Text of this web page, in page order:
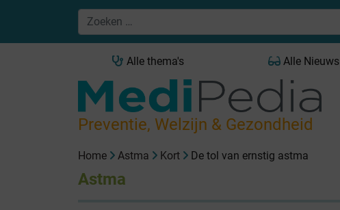
Alle thema's Alle Nieuws
Preventie, Welzijn & Gezondheid
Home Astma Kort De tol van ernstig astma
Astma